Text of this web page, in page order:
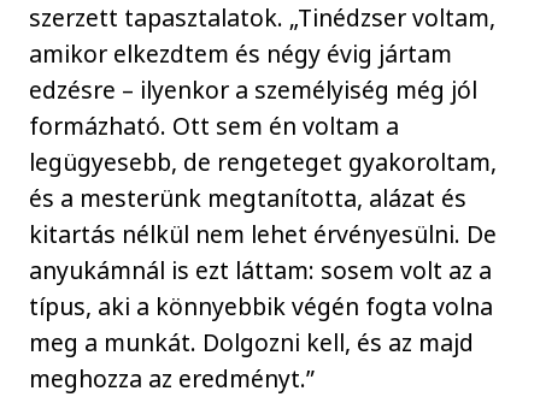
szerzett tapasztalatok. „Tinédzser voltam,
amikor elkezdtem és négy évig jártam
edzésre – ilyenkor a személyiség még jól
formázható. Ott sem én voltam a
legügyesebb, de rengeteget gyakoroltam,
és a mesterünk megtanította, alázat és
kitartás nélkül nem lehet érvényesülni. De
anyukámnál is ezt láttam: sosem volt az a
típus, aki a könnyebbik végén fogta volna
meg a munkát. Dolgozni kell, és az majd
meghozza az eredményt.”